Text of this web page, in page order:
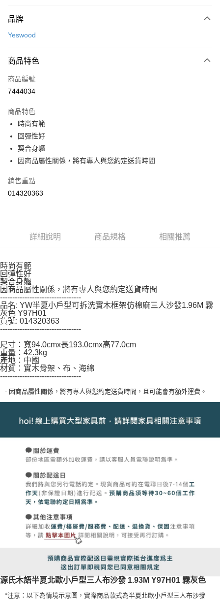
台灣樂天信用卡公司
玉山商業銀行
台灣樂天信用卡公司
【關於「AFTEE先享後付」】
AFTEE先享後付是「在收到商品之後才付款」的支付方式。 讓您購物簡單
便利好安心！
３．安心：先確認商品／服務後，再付款。
【「AFTEE先享後付」結帳流程】
結帳頁面，進行簡訊認證並確認金額後，即可完成結帳。
３．收到繳費通知簡訊後14天內，點擊此簡訊中的連結，可透過四大超商／
ATM／網路銀行／等多元方式進行付款，方視為交易完成。
購買商品的店家。未經商家同意取消之訂單仍視為有效，需透過AFTEE先享
後付繳納相關費用。
※ 交易是否成功請以「AFTEE先享後付 」之結帳頁面顯示為準，若有關於
是否繳費成功／繳費後需取消欲退款等相關疑問，請聯繫「AFTEE先享後付
【注意事項】
https://aftee.tw/terms/#terms3
任。
４．使用「AFTEE先享後付」時，將依據個別帳號之用戶狀況，依本公司即
時審查核予不同之上限額度；若仍有額度不足之情形，本公司將視審查結果
請求用戶進行身份認證。
５．嚴禁一人註冊多個帳號或使用他人資訊註冊。若發現惡意使用之情形，
恩沛科技股份有限公司將有權停止該用戶之使用額度並採取法律行動。
每筆NT$99，滿NT$799(含以上)免運費
品牌
Yeswood
商品特色
商品編號
7444034
商品特色
時尚有範
回彈性好
契合身軀
因商品屬性關係，將有專人與您約定送貨時間
銷售重點
014320363
詳細說明 商品規格 相關推薦
時尚有範
回彈性好
契合身軀
因商品屬性關係，將有專人與您約定送貨時間
---------------------------------
品名: YW半夏小戶型可拆洗實木框架仿棉麻三人沙發1.96M 霧
灰色 Y97H01
貨號: 014320363
---------------------------------
尺寸：寬94.0cmx長193.0cmx高77.0cm
重量：42.3kg
產地：中國
材質：實木骨架、布、海綿
---------------------------------
- 因商品屬性關係，將有專人與您約定送貨時間，且可能會有額外運費。
源氏木語半夏北歐小戶型三人布沙發 1.93M Y97H01 霧灰色
*注意：以下為情境示意圖，實際商品款式為半夏北歐小戶型三人布沙發